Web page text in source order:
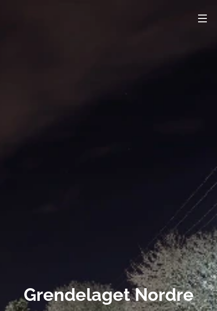
Grendelaget Nordre